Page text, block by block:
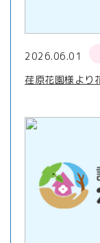
2026.06.01
荏原花園様より